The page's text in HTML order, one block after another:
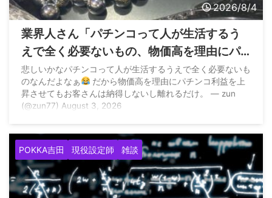
2026/8/4
業界人さん「パチンコって人が生活するう
えで全く必要ないもの、物価高を理由にパ
チンコ利益を上昇させてもお客さんは納得
しないし離れるだけ」
悲しいかなパチンコって人が生活するうえで全く必要ないも
のなんだよなぁ
だから物価高を理由にパチンコ利益を上
昇させてもお客さんは納得しないし離れるだけ。 — zun
(@zun77) August 3, 2026
POKKA吉田 現役設定師 雑談